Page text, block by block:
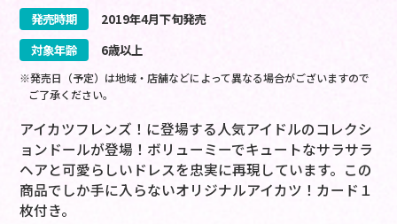
発売時期
2019年4月下旬発売
対象年齢
6歳以上
※発売日（予定）は地域・店舗などによって異なる場合がございますので
ご了承ください。
アイカツフレンズ！に登場する人気アイドルのコレクシ
ョンドールが登場！ボリューミーでキュートなサラサラ
ヘアと可愛らしいドレスを忠実に再現しています。この
商品でしか手に入らないオリジナルアイカツ！カード１
枚付き。